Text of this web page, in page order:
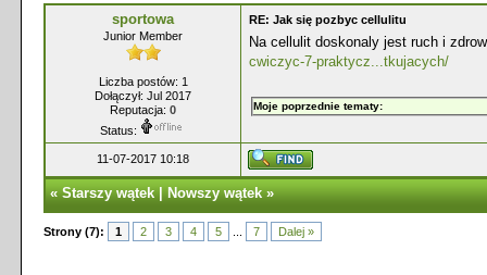
sportowa
Junior Member
Liczba postów: 1
Dołączył: Jul 2017
Reputacja: 0
Status:
RE: Jak się pozbyc cellulitu
Na cellulit doskonaly jest ruch i
cwiczyc-7-praktycz...tkujacych/
Moje poprzednie tematy:
11-07-2017 10:18
«Starszy wątek|Nowszy wątek»
Strony (7): 1 2 3 4 5 7 Dalej »